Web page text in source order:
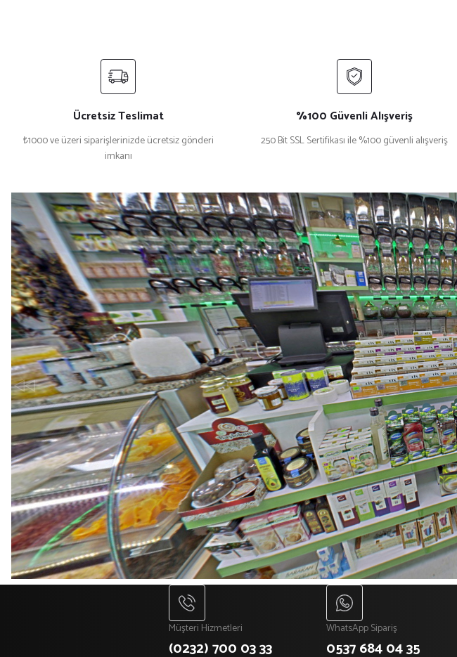
Ücretsiz Teslimat
₺1000 ve üzeri siparişlerinizde ücretsiz gönderi
imkanı
%100 Güvenli Alışveriş
250 Bit SSL Sertifikası ile %100 güvenli alışveriş
Müşteri Hizmetleri
(0232) 700 03 33
WhatsApp Sipariş
0537 684 04 35